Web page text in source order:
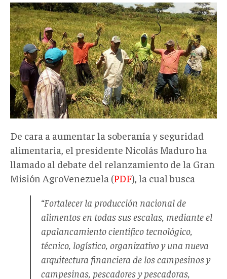
De cara a aumentar la soberanía y seguridad
alimentaria, el presidente Nicolás Maduro ha
llamado al debate del relanzamiento de la Gran
Misión AgroVenezuela (PDF), la cual busca
“Fortalecer la producción nacional de
alimentos en todas sus escalas, mediante el
apalancamiento científico tecnológico,
técnico, logístico, organizativo y una nueva
arquitectura financiera de los campesinos y
campesinas, pescadores y pescadoras,